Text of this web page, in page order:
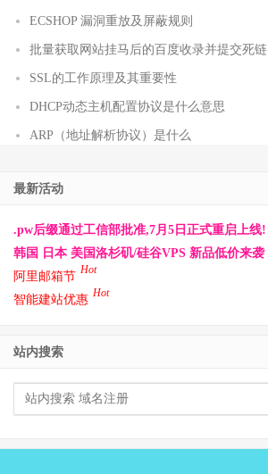
ECSHOP 漏洞重放及屏蔽规则
批量获取网站挂马后的百度收录并提交死链
SSL的工作原理及其重要性
DHCP动态主机配置协议是什么意思
ARP（地址解析协议）是什么
最新活动
.pw后缀通过工信部批准,7月5日正式重启上线!
韩国 日本 美国洛杉矶/硅谷VPS 新品低价来袭
阿里邮箱节 Hot
智能建站优惠 Hot
站内搜索